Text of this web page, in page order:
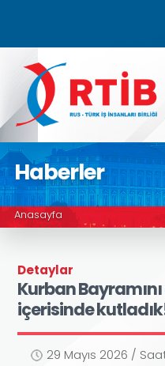
Haberler
Anasayfa
Detaylar
Kurban
içerisinde
29 Mayıs 2026 /